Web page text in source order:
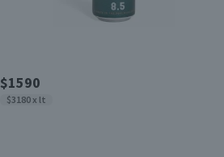
$1590
$3180 x lt